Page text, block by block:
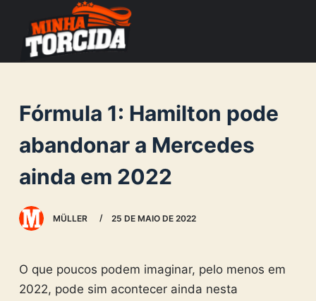
o
n
e
Fórmula 1: Hamilton pode
abandonar a Mercedes
ainda em 2022
MÜLLER 25 DE MAIO DE 2022
O que poucos podem imaginar, pelo menos em
2022, pode sim acontecer ainda nesta